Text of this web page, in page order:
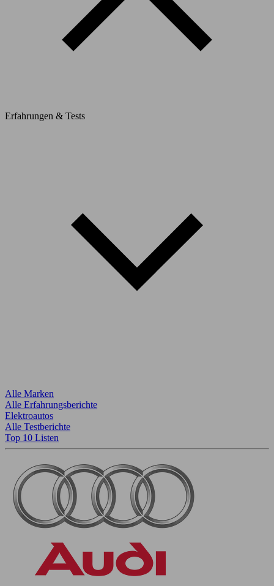
Erfahrungen & Tests
Alle Marken
Alle Erfahrungsberichte
Elektroautos
Alle Testberichte
Top 10 Listen